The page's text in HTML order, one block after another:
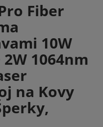
Fiber
10W
1064nm
na Kovy